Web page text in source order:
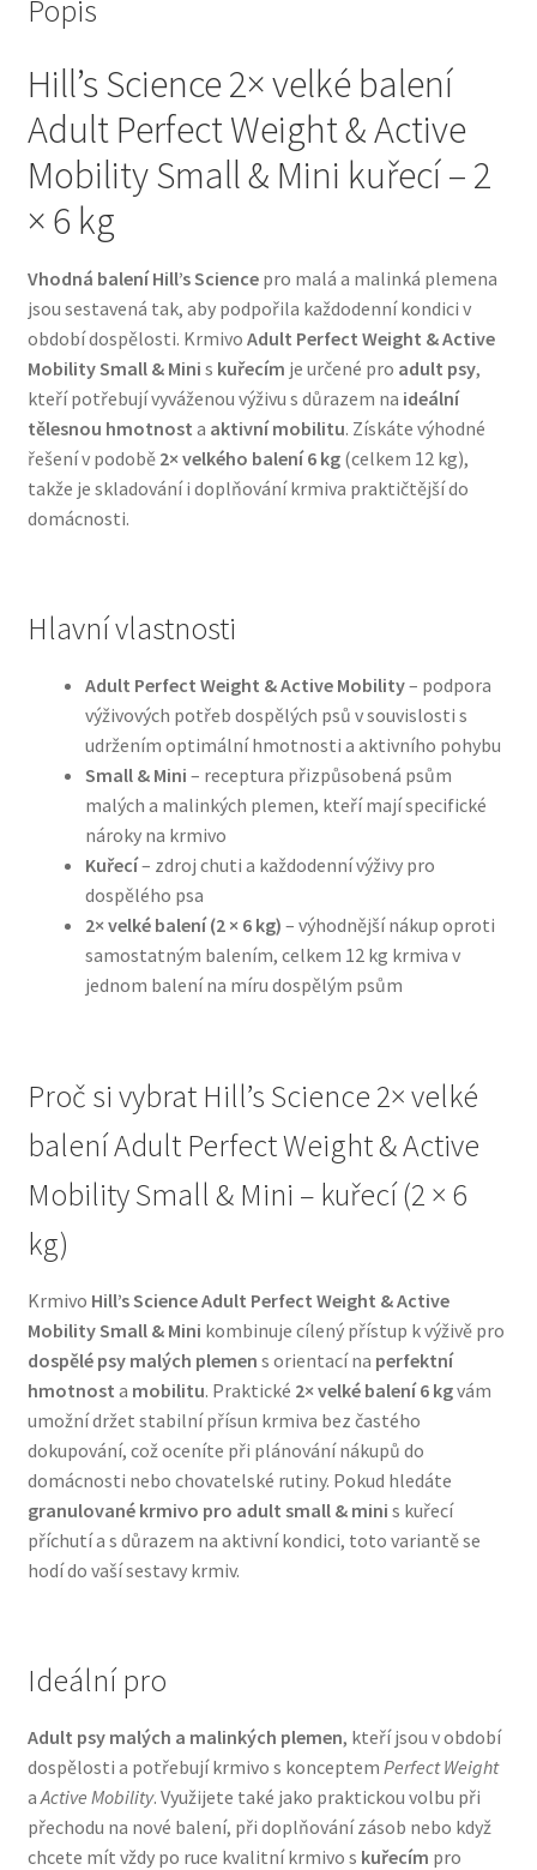
Brit pro psy
Granule pro psy
Natural Trainer pro psy — Italské krmivo s
přírodními složkami
Happy Dog — Německá kvalita a přirozené složení
Hill’s pro psy
Hračky pro psy
Konzervy a kapsičky pro psy
Pamlsky pro psy
Pelíšky pro psy
Ortopedické pelíšky
Přepravky pro psy
Purizon pro psy — Vysoký obsah masa, bez obilovin
Veterinární dieta pro psy
Wolf of Wilderness
Popis
Hill’s Science 2× velké balení
Adult Perfect Weight & Active
Mobility Small & Mini kuřecí – 2
× 6 kg
Vhodná balení Hill’s Sciencepro malá a malinká plemena
jsou sestavená tak, aby podpořila každodenní kondici v
období dospělosti. Krmivo Adult Perfect Weight & Active
Mobility Small & Mini s kuřecím je určené pro adult psy,
kteří potřebují vyváženou výživu s důrazem na ideální
tělesnou hmotnost a aktivní mobilitu. Získáte výhodné
řešení v podobě 2× velkého balení 6 kg(celkem 12 kg),
takže je skladování i doplňování krmiva praktičtější do
domácnosti.
Hlavní vlastnosti
Adult Perfect Weight & Active Mobility– podpora
výživových potřeb dospělých psů v souvislosti s
udržením optimální hmotnosti a aktivního pohybu
Small & Mini – receptura přizpůsobená psům
malých a malinkých plemen, kteří mají specifické
nároky na krmivo
Kuřecí– zdroj chuti a každodenní výživy pro
dospělého psa
2× velké balení (2 × 6 kg) – výhodnější nákup oproti
samostatným balením, celkem 12 kg krmiva v
jednom balení na míru dospělým psům
Proč si vybrat Hill’s Science 2× velké
balení Adult Perfect Weight & Active
Mobility Small & Mini – kuřecí (2 × 6
kg)
Krmivo Hill’s Science Adult Perfect Weight & Active
Mobility Small & Mini kombinuje cílený přístup k výživě pro
dospělé psy malých plemen s orientací na perfektní
hmotnost a mobilitu. Praktické 2× velké balení 6 kgvám
umožní držet stabilní přísun krmiva bez častého
dokupování, což oceníte při plánování nákupů do
domácnosti nebo chovatelské rutiny. Pokud hledáte
granulované krmivo pro adult small & mini s kuřecí
příchutí a s důrazem na aktivní kondici, toto variantě se
hodí do vaší sestavy krmiv.
Ideální pro
Adult psy malých a malinkých plemen, kteří jsou v období
dospělosti a potřebují krmivo s konceptem Perfect Weight
a Active Mobility. Využijete také jako praktickou volbu při
přechodu na nové balení, při doplňování zásob nebo když
chcete mít vždy po ruce kvalitní krmivo s kuřecím pro